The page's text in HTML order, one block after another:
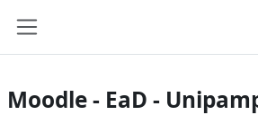
Moodle - EaD -